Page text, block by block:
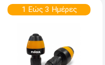
1 Εώς 3 Ημέρες